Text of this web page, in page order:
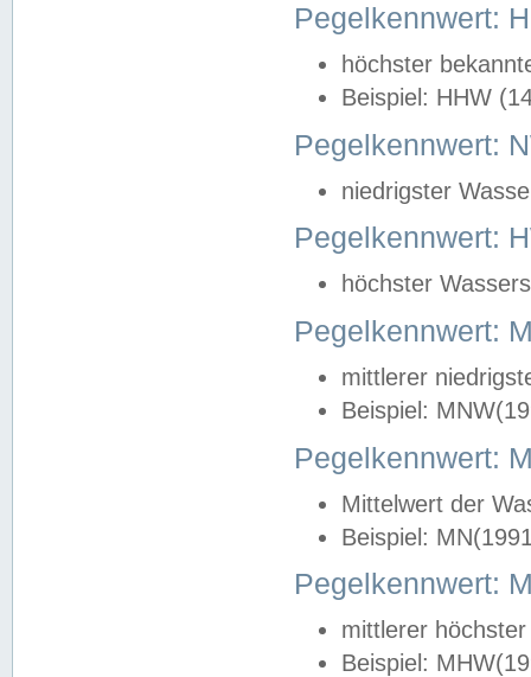
Pegelkennwert:
höchster
Beispiel: HHW
Pegelkennwert:
niedrigster
Pegelkennwert:
höchster
Pegelkennwert:
mittlerer
Beispiel:
Pegelkennwert:
Mittelwert der
Beispiel:
Pegelkennwert:
mittlerer
Beispiel: